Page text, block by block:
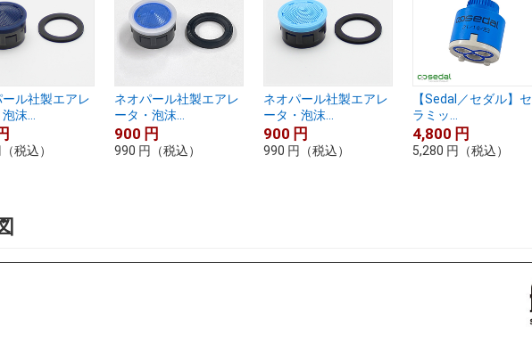
ル社製エアレ
沫...
（税込）
ネオパール社製エアレ
ータ・泡沫...
900 円
990 円 （税込）
ネオパール社製エアレ
ータ・泡沫...
900 円
990 円 （税込）
【Sedal／セダル】セ
ラミッ...
4,800 円
5,280 円 （税込）